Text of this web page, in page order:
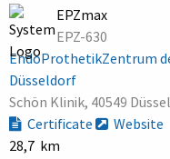
EPZmax
EPZ-630
EndoProthetikZentrum
Düsseldorf
Schön Klinik, 40549
Certificate
Website
28,7 km